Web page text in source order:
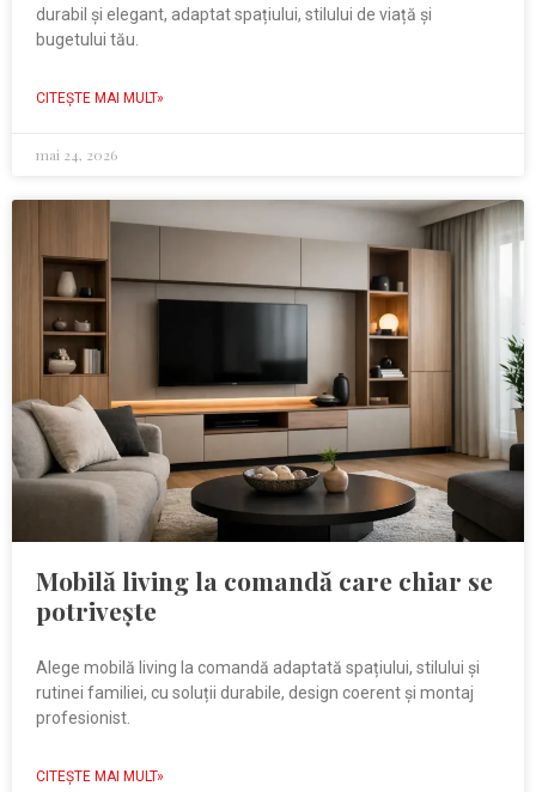
durabil și elegant, adaptat spațiului, stilului de viață și
bugetului tău.
CITEŞTE MAI MULT»
mai 24, 2026
Mobilă living la comandă care chiar se
potrivește
Alege mobilă living la comandă adaptată spațiului, stilului și
rutinei familiei, cu soluții durabile, design coerent și montaj
profesionist.
CITEŞTE MAI MULT»